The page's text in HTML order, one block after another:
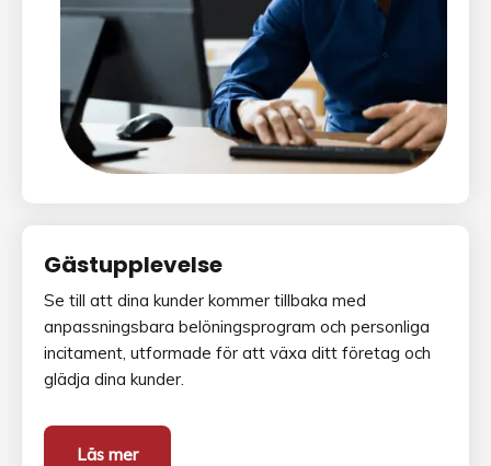
Gästupplevelse
Se till att dina kunder kommer tillbaka med
anpassningsbara belöningsprogram och personliga
incitament, utformade för att växa ditt företag och
glädja dina kunder.
Läs mer